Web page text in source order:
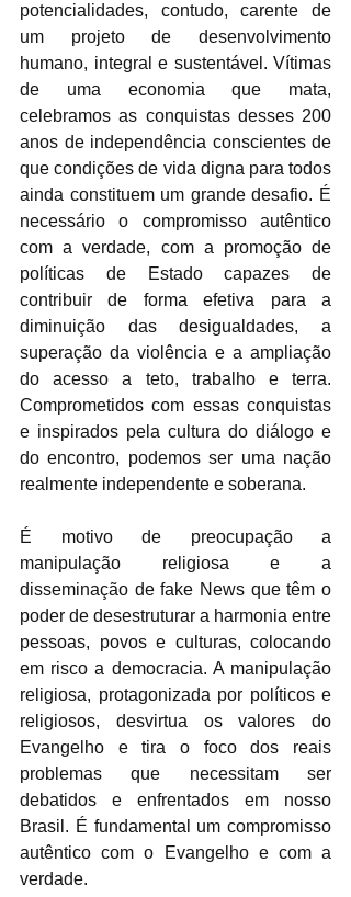
potencialidades, contudo, carente de
um projeto de desenvolvimento
humano, integral e sustentável. Vítimas
de uma economia que mata,
celebramos as conquistas desses 200
anos de independência conscientes de
que condições de vida digna para todos
ainda constituem um grande desafio. É
necessário o compromisso autêntico
com a verdade, com a promoção de
políticas de Estado capazes de
contribuir de forma efetiva para a
diminuição das desigualdades, a
superação da violência e a ampliação
do acesso a teto, trabalho e terra.
Comprometidos com essas conquistas
e inspirados pela cultura do diálogo e
do encontro, podemos ser uma nação
realmente independente e soberana.
É motivo de preocupação a
manipulação religiosa e a
disseminação de fake News que têm o
poder de desestruturar a harmonia entre
pessoas, povos e culturas, colocando
em risco a democracia. A manipulação
religiosa, protagonizada por políticos e
religiosos, desvirtua os valores do
Evangelho e tira o foco dos reais
problemas que necessitam ser
debatidos e enfrentados em nosso
Brasil. É fundamental um compromisso
autêntico com o Evangelho e com a
verdade.